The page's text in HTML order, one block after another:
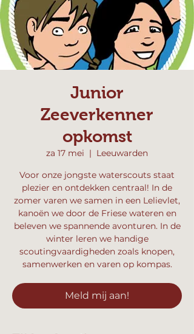
Junior
Zeeverkenner
opkomst
za 17 mei
  |
Leeuwarden
Voor onze jongste waterscouts staat
plezier en ontdekken centraal! In de
zomer varen we samen in een Lelievlet,
kanoën we door de Friese wateren en
beleven we spannende avonturen. In de
winter leren we handige
scoutingvaardigheden zoals knopen,
samenwerken en varen op kompas.
Meld mij aan!